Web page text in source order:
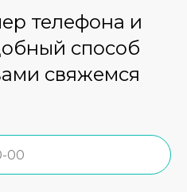
телефона и
способ
свяжемся